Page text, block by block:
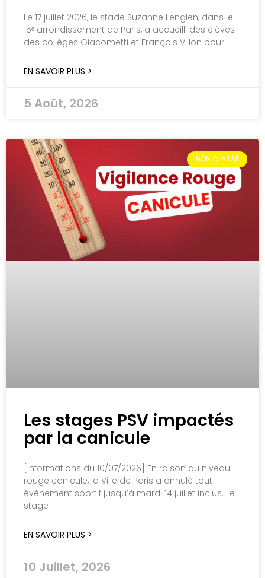
Le 17 juillet 2026, le stade Suzanne Lenglen, dans le
15ᵉ arrondissement de Paris, a accueilli des élèves
des collèges Giacometti et François Villon pour
EN SAVOIR PLUS >
5 Août, 2026
NON CLASSÉ
Les stages PSV impactés
par la canicule
[Informations du 10/07/2026] En raison du niveau
rouge canicule, la Ville de Paris a annulé tout
évènement sportif jusqu’à mardi 14 juillet inclus. Le
stage
EN SAVOIR PLUS >
10 Juillet, 2026